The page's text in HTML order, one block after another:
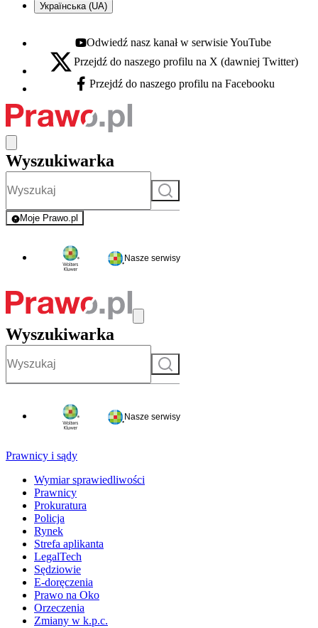
Українська (UA)
Youtube - otwiera się w nowej karcie
Odwiedź nasz kanał w serwisie YouTube
X - otwiera się w nowej karcie
Przejdź do naszego profilu na X (dawniej Twitter)
Facebook - otwiera się w nowej karcie
Przejdź do naszego profilu na Facebooku
Wyszukiwarka
Szukaj
Moje Prawo.pl
- rejestracja i logowanie do serwisu
Nasze serwisy
Wyszukiwarka
Szukaj
Nasze serwisy
Prawnicy i sądy
Wymiar sprawiedliwości
Prawnicy
Prokuratura
Policja
Rynek
Strefa aplikanta
LegalTech
Sędziowie
E-doręczenia
Prawo na Oko
Orzeczenia
Zmiany w k.p.c.